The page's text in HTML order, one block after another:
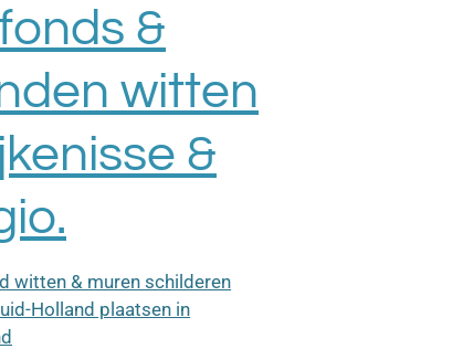
&
witten
&
witten & muren schilderen
Holland plaatsen in